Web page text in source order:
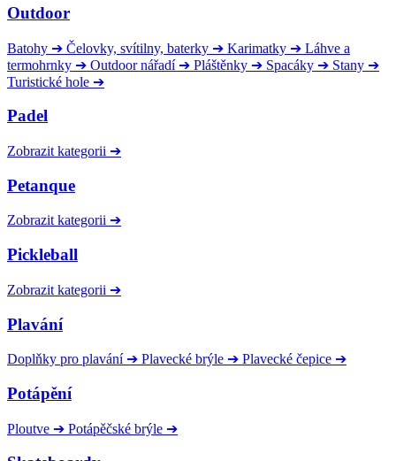
Outdoor
Batohy ➔ Čelovky, svítilny, baterky ➔ Karimatky ➔ Láhve a
termohrnky ➔ Outdoor nářadí ➔ Pláštěnky ➔ Spacáky ➔ Stany ➔
Turistické hole ➔
Padel
Zobrazit kategorii ➔
Petanque
Zobrazit kategorii ➔
Pickleball
Zobrazit kategorii ➔
Plavání
Doplňky pro plavání ➔ Plavecké brýle ➔ Plavecké čepice ➔
Potápění
Ploutve ➔ Potápěčské brýle ➔